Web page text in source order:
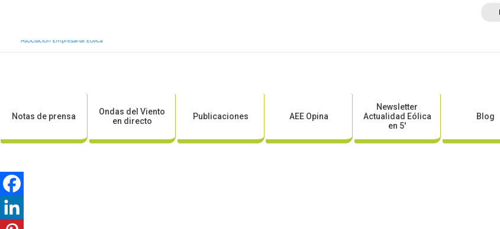
Notas de prensa
Ondas del Viento
en directo
Publicaciones AEE Opina
Newsletter
Actualidad Eólica
en 5′
Blog